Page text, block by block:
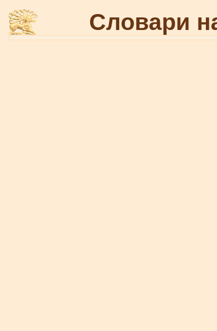
Словари